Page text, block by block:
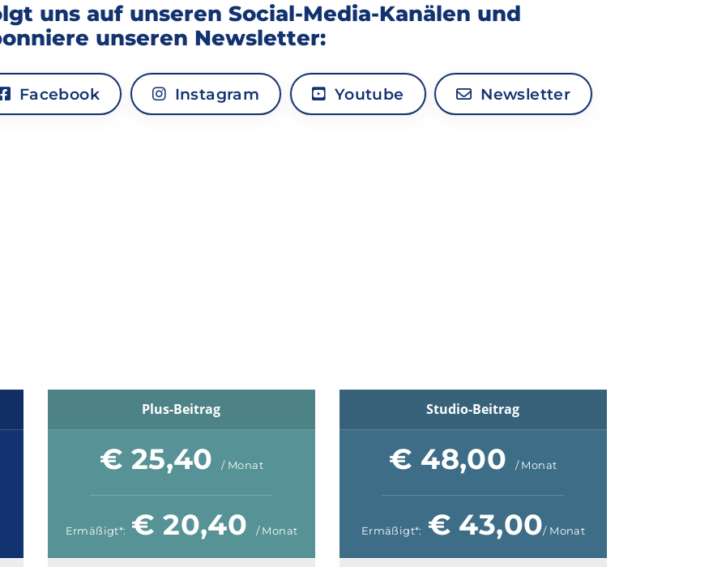
uns auf unseren Social-Media-Kanälen und
unseren Newsletter:
Facebook Instagram Youtube Newsletter
Plus-Beitrag
€ 25,40/ Monat
Ermäßigt*: € 20,40 / Monat
Studio-Beitrag
€ 48,00 / Monat
Ermäßigt*: € 43,00/ Monat